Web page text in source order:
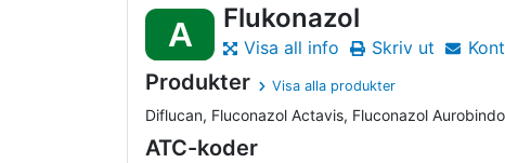
A Flukonazol
Visa all info Skriv ut
Produkter Visa alla produkter
Diflucan, Fluconazol Actavis, Fluconazol
ATC-koder